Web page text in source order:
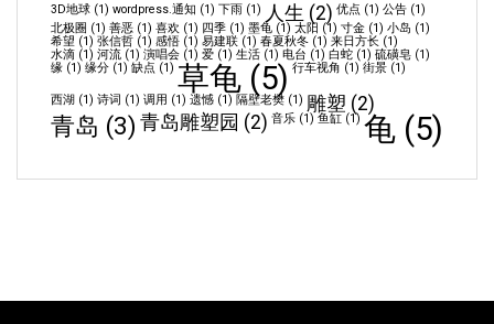
3D地球 (1) wordpress.通知 (1) 下雨 (1) 人生 (2) 优点 (1) 公告 (1)
北极圈 (1) 善恶 (1) 喜欢 (1) 四季 (1) 墨龟 (1) 太阳 (1) 寸金 (1) 小岛 (1)
希望 (1) 张信哲 (1) 感悟 (1) 易建联 (1) 春夏秋冬 (1) 来日方长 (1)
水滴 (1) 河流 (1) 演唱会 (1) 爱 (1) 生活 (1) 电台 (1) 白蛇 (1) 硫磺皂 (1)
缘 (1) 缘分 (1) 缺点 (1) 草龟 (5) 行车视角 (1) 街景 (1)
西湖 (1) 诗词 (1) 调用 (1) 遗憾 (1) 隔壁老樊 (1) 雕塑 (2)
青岛 (3) 青岛雕塑园 (2) 音乐 (1) 鱼缸 (1) 龟 (5)